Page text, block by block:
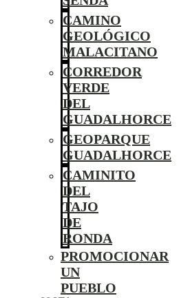
CAMINO
GEOLÓGICO
MALACITANO
CORREDOR
VERDE
DEL
GUADALHORCE
GEOPARQUE
GUADALHORCE
CAMINITO
DEL
TAJO
DE
RONDA
PROMOCIONAR
UN
PUEBLO